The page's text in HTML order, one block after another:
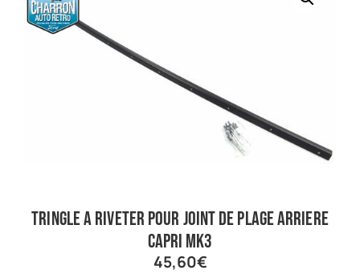
tringle a riveter pour joint de plage arriere
capri mk3
45,60€